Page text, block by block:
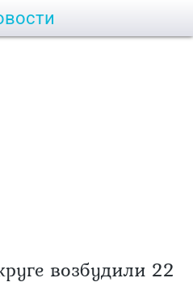
возбудили 22